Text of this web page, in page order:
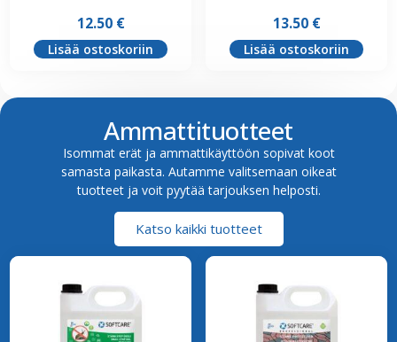
12.50 €
Lisää ostoskoriin
13.50 €
Lisää ostoskoriin
Ammattituotteet
Isommat erät ja ammattikäyttöön sopivat koot
samasta paikasta. Autamme valitsemaan oikeat
tuotteet ja voit pyytää tarjouksen helposti.
Katso kaikki tuotteet